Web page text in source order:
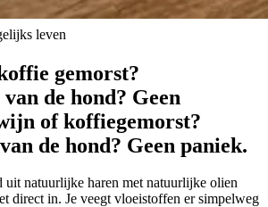
leven
gemorst?
de hond? Geen
of koffiegemorst?
van de hond? Geen paniek.
uit natuurlijke haren met natuurlijke olien
direct in. Je veegt vloeistoffen er simpelweg